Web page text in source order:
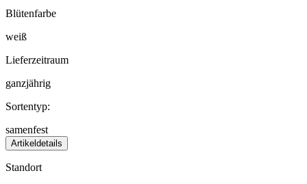
Blütenfarbe
weiß
Lieferzeitraum
ganzjährig
Sortentyp:
samenfest
Artikeldetails
Standort